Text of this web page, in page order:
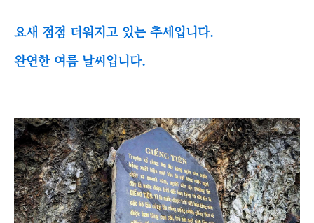
요새 점점 더워지고 있는 추세입니다.
완연한 여름 날씨입니다.